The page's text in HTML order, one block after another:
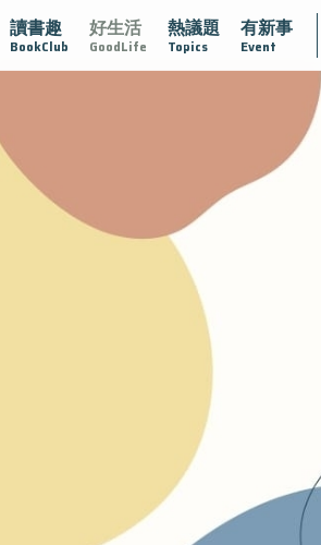
讀書趣
BookClub
好生活
GoodLife
熱議題
Topics
有新事
Event
來視 認識攝護腺肥大 守護骨骼健康